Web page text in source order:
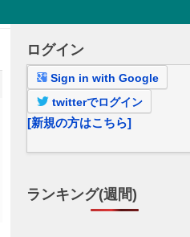
ログイン
Sign in with Google
twitterでログイン
[新規の方はこちら]
ランキング(週間)